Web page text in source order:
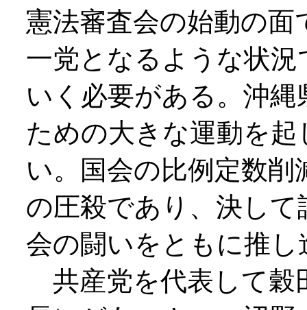
憲法審査会の始動の
一党となるような状
いく必要がある。沖
ための大きな運動を
い。国会の比例定数
の圧殺であり、決し
会の闘いをともに推
共産党を代表して穀